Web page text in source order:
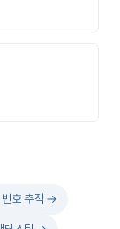
번호 추적 →